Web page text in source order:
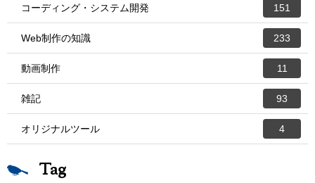
コーディング・システム開発 151
Web制作の知識 233
動画制作 11
雑記 93
オリジナルツール 4
Tag